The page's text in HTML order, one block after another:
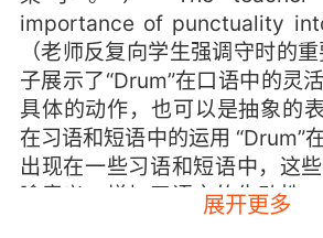
importance of punctuality
（老师反复向学生强调守时的
子展示了“Drum”在口语中的灵
具体的动作，也可以是抽象的
在习语和短语中的运用 “Drum”
出现在一些习语和短语中，这
喻意义，增加了语言的生动性
的例子： Beat the drum for
展开更多